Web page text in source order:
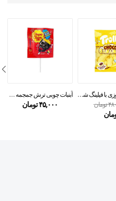
مارشمالو موزی با فیلینگ شکلات ترولی ۱۵۰ گرمی
تومان
آبنبات چوبی ترش جمجمه چوپاچوپس
۴۵,۰۰۰تومان